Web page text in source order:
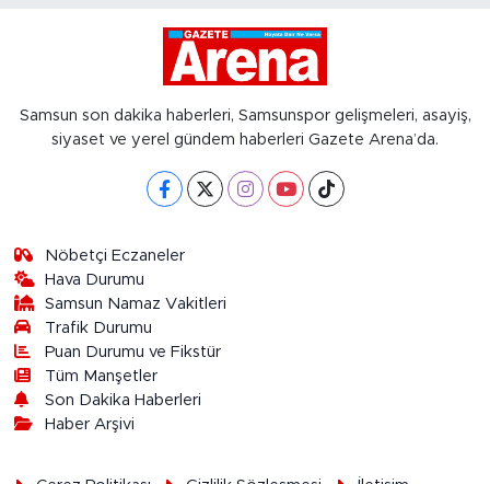
Samsun son dakika haberleri, Samsunspor gelişmeleri, asayiş,
siyaset ve yerel gündem haberleri Gazete Arena’da.
Nöbetçi Eczaneler
Hava Durumu
Samsun Namaz Vakitleri
Trafik Durumu
Puan Durumu ve Fikstür
Tüm Manşetler
Son Dakika Haberleri
Haber Arşivi